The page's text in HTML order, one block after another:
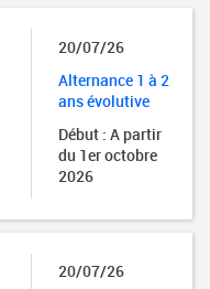
20/07/26
Alternance 1 à 2
ans évolutive
Début : A partir
du 1er octobre
2026
20/07/26